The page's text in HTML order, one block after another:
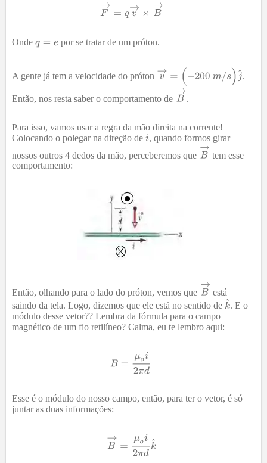
Onde por se tratar de um próton.
A gente já tem a velocidade do próton .
Então, nos resta saber o comportamento de .
Para isso, vamos usar a regra da mão direita na corrente!
Colocando o polegar na direção de
, quando formos girar
nossos outros 4 dedos da mão, perceberemos que
tem esse
comportamento:
Então, olhando para o lado do próton, vemos que
está
saindo da tela. Logo, dizemos que ele está no sentido de
. E o
módulo desse vetor?? Lembra da fórmula para o campo
magnético de um fio retilíneo? Calma, eu te lembro aqui:
Esse é o módulo do nosso campo, então, para ter o vetor, é só
juntar as duas informações: